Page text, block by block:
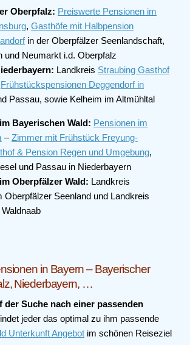
Oberpfalz: Preiswerte Pensionen im
, Gasthöfe mit Halbpension
in der Oberpfälzer Seenlandschaft,
und Neumarkt i.d. Oberpfalz
Landkreis Straubing Gasthof
Frühstückspensionen Deggendorf in
Passau, sowie Kelheim im Altmühltal
Bayerischen Wald: Pensionen im
–Zimmer mit Frühstück Freyung-
& Pension Regen und Umgebung,
und Passau in Niederbayern
Oberpfälzer Wald: Landkreis
Oberpfälzer Seenland und Landkreis
in Bayern – Bayerischer
Niederbayern, …
der Suche nach einer passenden
jeder das optimal zu ihm passende
Unterkunft Angebot im schönen Reiseziel